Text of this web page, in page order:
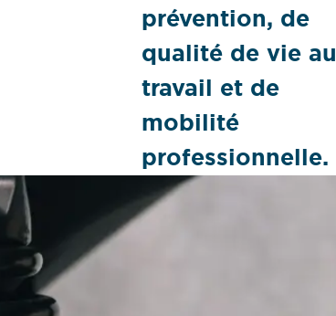
prévention, de
qualité de vie au
travail et de
mobilité
professionnelle.